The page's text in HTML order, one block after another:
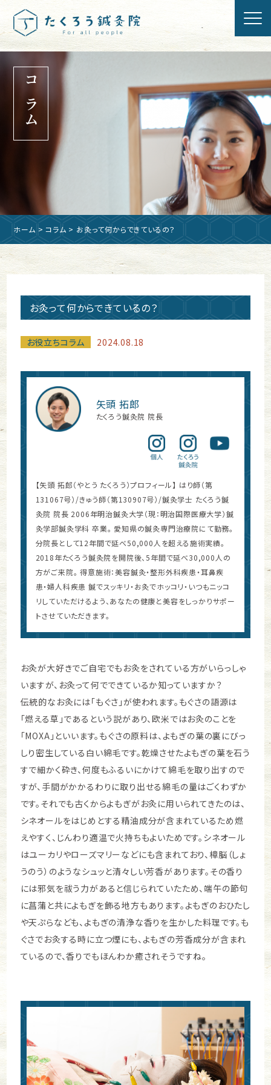
コラム
ホーム >コラム > お灸って何からできているの？
お灸って何からできているの？
お役立ちコラム 2024.08.18
矢頭 拓郎
たくろう鍼灸院 院長
【矢頭 拓郎（やとう たくろう）プロフィール】 はり師（第
131067号）/きゅう師（第130907号）/鍼灸学士 たくろう鍼
灸院 院長 2006年明治鍼灸大学（現：明治国際医療大学）鍼
灸学部鍼灸学科 卒業。 愛知県の鍼灸専門治療院にて勤務。
分院長として12年間で延べ50,000人を超える施術実績。
2018年たくろう鍼灸院を開院後、5年間で延べ30,000人の
方がご来院。 得意施術：美容鍼灸・整形外科疾患・耳鼻疾
患・婦人科疾患 鍼でスッキリ・お灸でホッコリ・いつもニッコ
リしていただけるよう、あなたの健康と美容をしっかりサポー
トさせていただきます。
お灸が大好きでご自宅でもお灸をされている方がいらっしゃ
いますが、お灸って何でできているか知っていますか？
伝統的なお灸には「もぐさ」が使われます。もぐさの語源は
「燃える草」であるという説があり、欧米ではお灸のことを
「MOXA」といいます。もぐさの原料は、よもぎの葉の裏にびっ
しり密生している白い綿毛です。乾燥させたよもぎの葉を石う
すで細かく砕き、何度もふるいにかけて綿毛を取り出すので
すが、手間がかかるわりに取り出せる綿毛の量はごくわずか
です。それでも古くからよもぎがお灸に用いられてきたのは、
シネオールをはじめとする精油成分が含まれているため燃
えやすく、じんわり適温で火持ちもよいためです。シネオール
はユーカリやローズマリーなどにも含まれており、樟脳（しょ
うのう）のようなシュッと清々しい芳香があります。その香り
には邪気を祓う力があると信じられていたため、端午の節句
に菖蒲と共によもぎを飾る地方もあります。よもぎのおひたし
や天ぷらなども、よもぎの清浄な香りを生かした料理です。も
ぐさでお灸する時に立つ煙にも、よもぎの芳香成分が含まれ
ているので、香りでもほんわか癒されそうですね。